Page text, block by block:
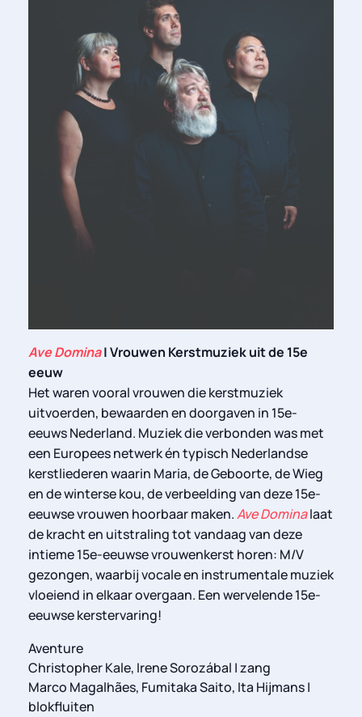
Ave Domina| Vrouwen Kerstmuziek uit de 15e
eeuw
Het waren vooral vrouwen die kerstmuziek
uitvoerden, bewaarden en doorgaven in 15e-
eeuws Nederland. Muziek die verbonden was met
een Europees netwerk én typisch Nederlandse
kerstliederen waarin Maria, de Geboorte, de Wieg
en de winterse kou, de verbeelding van deze 15e-
eeuwse vrouwen hoorbaar maken.Ave Dominalaat
de kracht en uitstraling tot vandaag van deze
intieme 15e-eeuwse vrouwenkerst horen: M/V
gezongen, waarbij vocale en instrumentale muziek
vloeiend in elkaar overgaan. Een wervelende 15e-
eeuwse kerstervaring!
Aventure
Christopher Kale, Irene Sorozábal | zang
Marco Magalhães, Fumitaka Saito, Ita Hijmans |
blokfluiten